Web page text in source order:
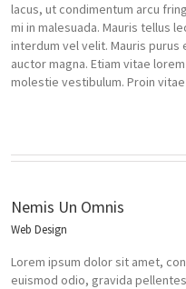
lacus, ut condimentum arcu
mi in malesuada. Mauris tellus
interdum vel velit. Mauris
auctor magna. Etiam vitae
molestie vestibulum. Proin
Nemis Un Omnis
Web Design
Lorem ipsum dolor sit amet,
euismod odio, gravida